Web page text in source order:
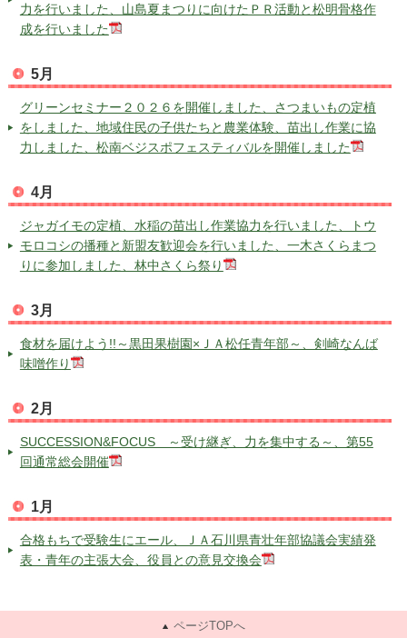
力を行いました、山島夏まつりに向けたＰＲ活動と松明骨格作
成を行いました
5月
グリーンセミナー２０２６を開催しました、さつまいもの定植
をしました、地域住民の子供たちと農業体験、苗出し作業に協
力しました、松南ベジスポフェスティバルを開催しました
4月
ジャガイモの定植、水稲の苗出し作業協力を行いました、トウ
モロコシの播種と新盟友歓迎会を行いました、一木さくらまつ
りに参加しました、林中さくら祭り
3月
食材を届けよう!!～黒田果樹園×ＪＡ松任青年部～、剣崎なんば
味噌作り
2月
SUCCESSION&FOCUS ～受け継ぎ、力を集中する～、第55
回通常総会開催
1月
合格もちで受験生にエール、ＪＡ石川県青壮年部協議会実績発
表・青年の主張大会、役員との意見交換会
ページTOPへ